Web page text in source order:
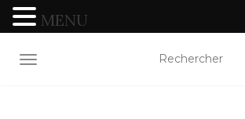
TOGGLE NAVIGATION
MENU